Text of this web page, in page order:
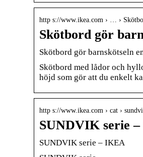
http s://www.ikea.com › … ›
Skötbord gör
Skötbord gör barnskötseln
Skötbord med lådor och
höjd som gör att du enkelt
http s://www.ikea.com › cat ›
SUNDVIK serie
SUNDVIK serie – IKEA